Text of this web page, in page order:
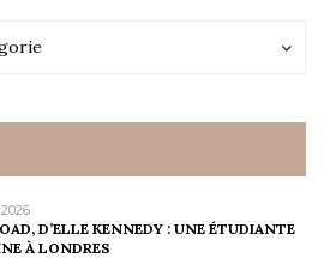
D’ELLE KENNEDY : UNE ÉTUDIANTE
À LONDRES